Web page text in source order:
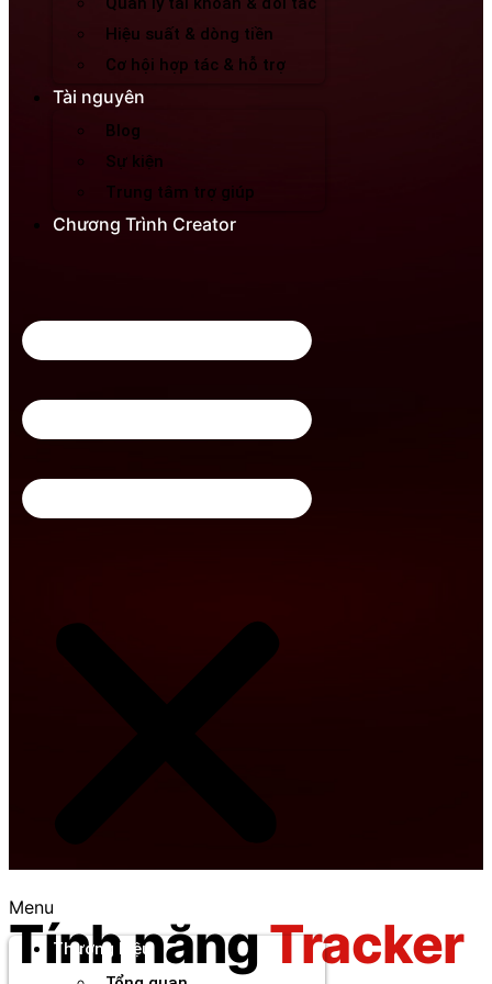
Hiệu suất & dòng tiền
Cơ hội hợp tác & hỗ trợ
Tài nguyên
Blog
Sự kiện
Trung tâm trợ giúp
Chương Trình Creator
Menu
Thương hiệu
Tính năngTracker